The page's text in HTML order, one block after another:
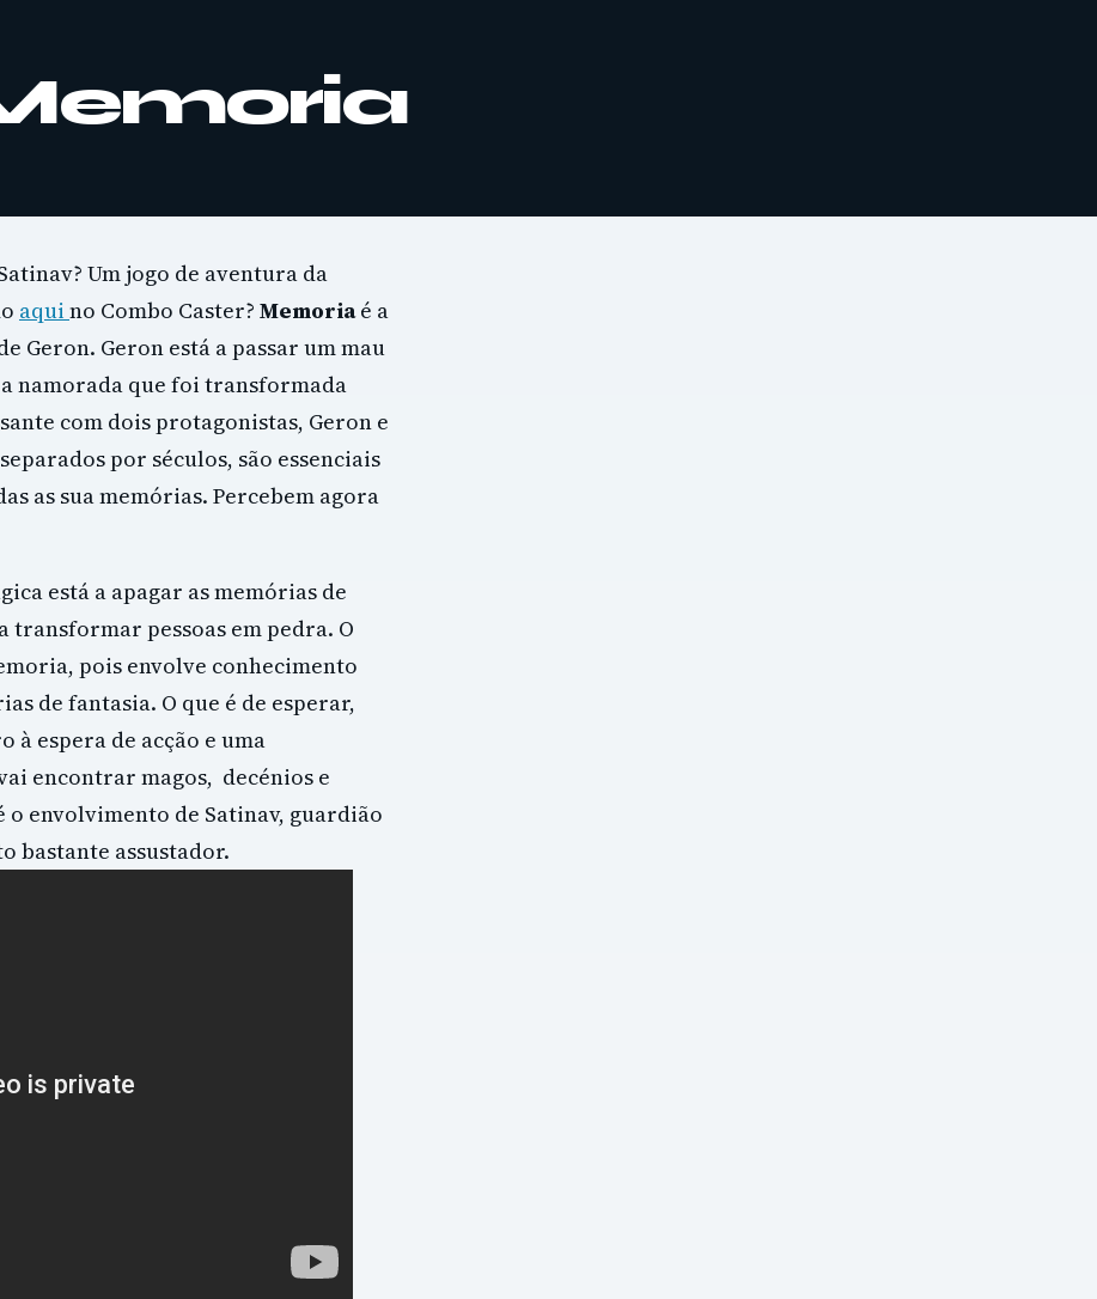
Um jogo de aventura da
aqui no Combo Caster? Memoriaé a
Geron. Geron está a passar um mau
namorada que foi transformada
com dois protagonistas, Geron e
por séculos, são essenciais
as sua memórias. Percebem agora
está a apagar as memórias de
transformar pessoas em pedra. O
pois envolve conhecimento
de fantasia. O que é de esperar,
à espera de acção e uma
encontrar magos, decénios e
envolvimento de Satinav, guardião
bastante assustador.